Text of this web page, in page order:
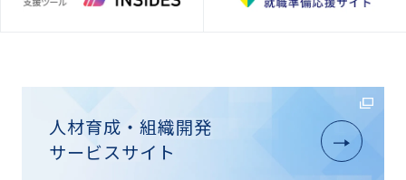
人材育成・組織開発
サービスサイト